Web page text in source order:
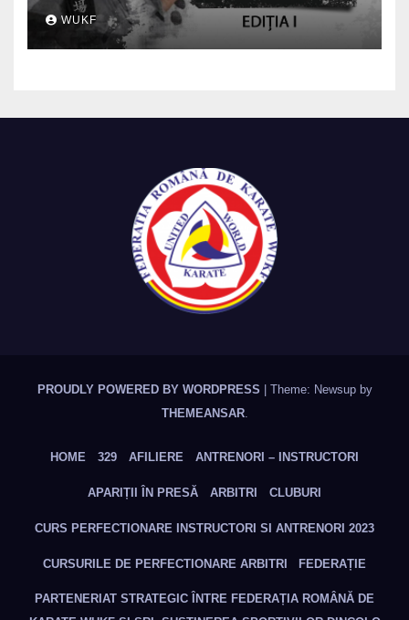
WUKF
PROUDLY POWERED BY WORDPRESS
Theme: Newsup by
THEMEANSAR.
HOME 329 AFILIERE ANTRENORI – INSTRUCTORI
APARIȚII ÎN PRESĂ ARBITRI CLUBURI
CURS PERFECTIONARE INSTRUCTORI SI ANTRENORI 2023
CURSURILE DE PERFECTIONARE ARBITRI FEDERAȚIE
PARTENERIAT STRATEGIC ÎNTRE FEDERAȚIA ROMÂNĂ DE